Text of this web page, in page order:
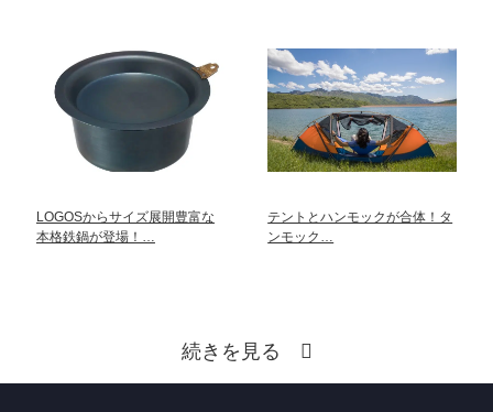
LOGOSからサイズ展開豊富な
本格鉄鍋が登場！…
テントとハンモックが合体！タ
ンモック…
続きを見る